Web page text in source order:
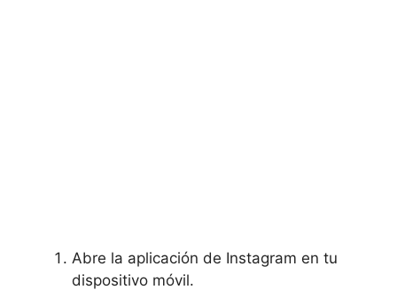
Abre la ‍aplicación de Instagram en tu
dispositivo móvil.